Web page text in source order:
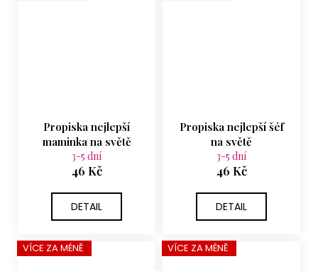
Propiska nejlepší
maminka na světě
3-5 dní
46 Kč
DETAIL
Propiska nejlepší šéf
na světě
3-5 dní
46 Kč
DETAIL
VÍCE ZA MÉNĚ VÍCE ZA MÉNĚ